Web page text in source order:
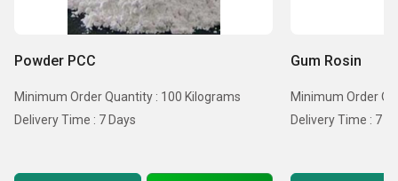
Powder PCC
Minimum Order Quantity : 100 Kilograms
Delivery Time : 7 Days
Gum Rosin
Minimum Order
Delivery Time : 7